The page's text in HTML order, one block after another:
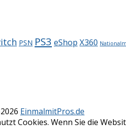
PSN PS3 eShop X360
EinmalmitPros.de
Cookies. Wenn Sie die